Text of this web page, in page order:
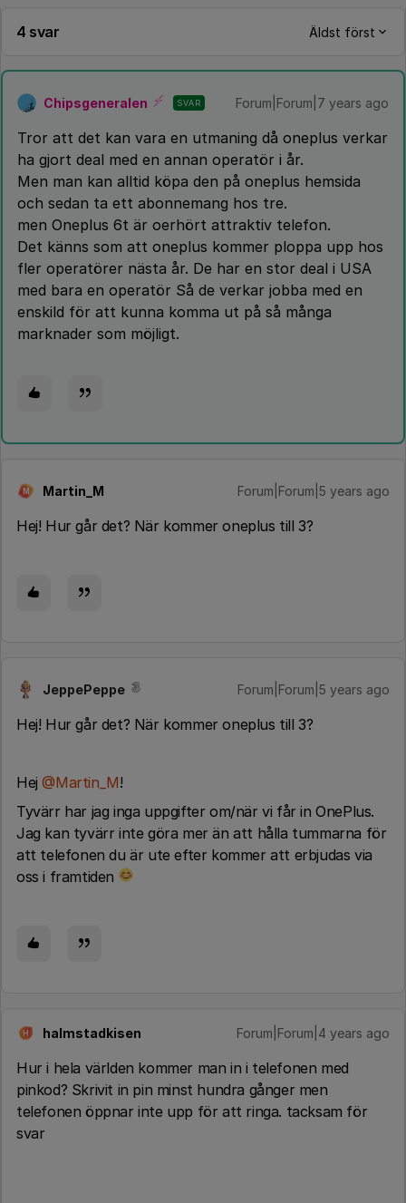
4 svar Äldst först
Chipsgeneralen SVAR Forum|Forum|7 years ago
Tror att det kan vara en utmaning då oneplus verkar
ha gjort deal med en annan operatör i år.
Men man kan alltid köpa den på oneplus hemsida
och sedan ta ett abonnemang hos tre.
men Oneplus 6t är oerhört attraktiv telefon.
Det känns som att oneplus kommer ploppa upp hos
fler operatörer nästa år. De har en stor deal i USA
med bara en operatör Så de verkar jobba med en
enskild för att kunna komma ut på så många
marknader som möjligt.
M Martin_M Forum|Forum|5 years ago
Hej! Hur går det? När kommer oneplus till 3?
JeppePeppe Forum|Forum|5 years ago
Hej! Hur går det? När kommer oneplus till 3?
Hej@Martin_M!
Tyvärr har jag inga uppgifter om/när vi får in OnePlus.
Jag kan tyvärr inte göra mer än att hålla tummarna för
att telefonen du är ute efter kommer att erbjudas via
oss i framtiden
H halmstadkisen Forum|Forum|4 years ago
Hur i hela världen kommer man in i telefonen med
pinkod? Skrivit in pin minst hundra gånger men
telefonen öppnar inte upp för att ringa. tacksam för
svar